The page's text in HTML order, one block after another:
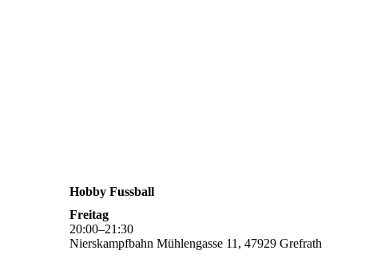
Hobby Fussball
Freitag
20:00–21 :30
Nierskampfbahn Mühlengasse 11, 47929 Grefrath